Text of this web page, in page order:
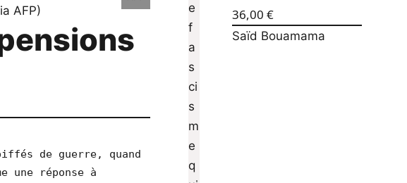
de guerre, quand
une réponse à
36,00 €
Saïd Bouamama